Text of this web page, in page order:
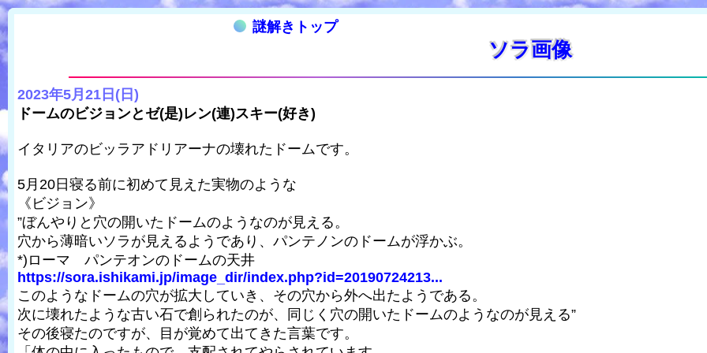
謎解きトップ
ソラ画像
2023年5月21日(日)
ドームのビジョンとゼ(是)レン(連)スキー(好き)
イタリアのビッラアドリアーナの壊れたドームです。
5月20日寝る前に初めて見えた実物のような
《ビジョン》
”ぼんやりと穴の開いたドームのようなのが見える。
穴から薄暗いソラが見えるようであり、パンテノンのドームが浮かぶ。
*)ローマ パンテオンのドームの天井
https://sora.ishikami.jp/image_dir/index.php?id=20190724213...
このようなドームの穴が拡大していき、その穴から外へ出たようである。
次に壊れたような古い石で創られたのが、同じく穴の開いたドームのようなのが見える”
その後寝たのですが、目が覚めて出てきた言葉です。